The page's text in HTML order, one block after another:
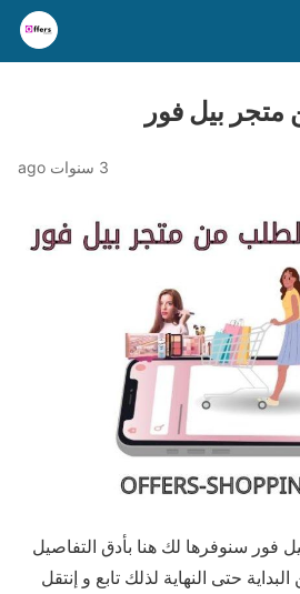
بيل فور
3 سنوات ago
فور سنوفرها لك هنا بأدق التفاصيل
حتى النهاية لذلك تابع و إنتقل